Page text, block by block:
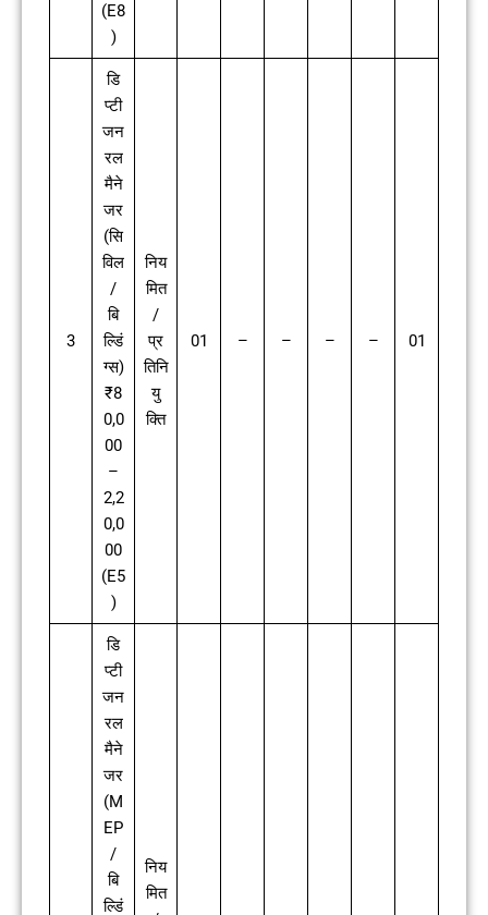
(E8
)
3
डि
प्टी
जन
रल
मैने
जर
(सि
विल
/
बि
ल्डिं
ग्स)
₹8
0,0
00
–
2,2
0,0
00
(E5
)
निय
मित
/
प्र
तिनि
यु
क्ति
01 – – – – 01
डि
प्टी
जन
रल
मैने
जर
(M
EP
/
बि
ल्डिं
निय
मित